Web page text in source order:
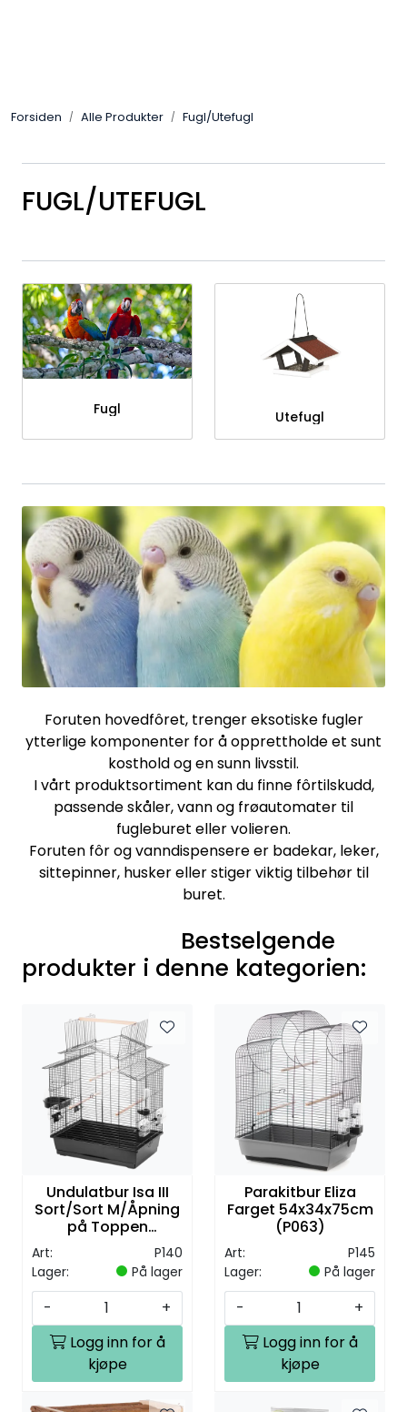
Forsiden Alle Produkter Fugl/Utefugl
FUGL/UTEFUGL
Fugl Utefugl
Foruten hovedfôret, trenger eksotiske fugler
ytterlige komponenter for å opprettholde et sunt
kosthold og en sunn livsstil.
I vårt produktsortiment kan du finne fôrtilskudd,
passende skåler, vann og frøautomater til
fugleburet eller volieren.
Foruten fôr og vanndispensere er badekar, leker,
sittepinner, husker eller stiger viktig tilbehør til
buret.
Bestselgende
produkter i denne kategorien:
Undulatbur Isa III
Sort/Sort M/Åpning
på Toppen
58,5x38x65cm
Art:
P140
Lager:
På lager
-
+
Logg inn for å
kjøpe
Parakitbur Eliza
Farget 54x34x75cm
(P063)
Art:
P145
Lager:
På lager
-
+
Logg inn for å
kjøpe
Leverandører